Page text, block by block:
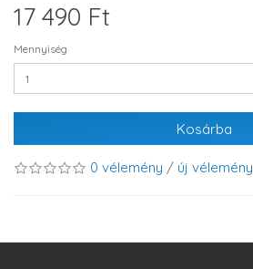
17 490 Ft
Mennyiség
Kosárba
0 vélemény / új vélemény